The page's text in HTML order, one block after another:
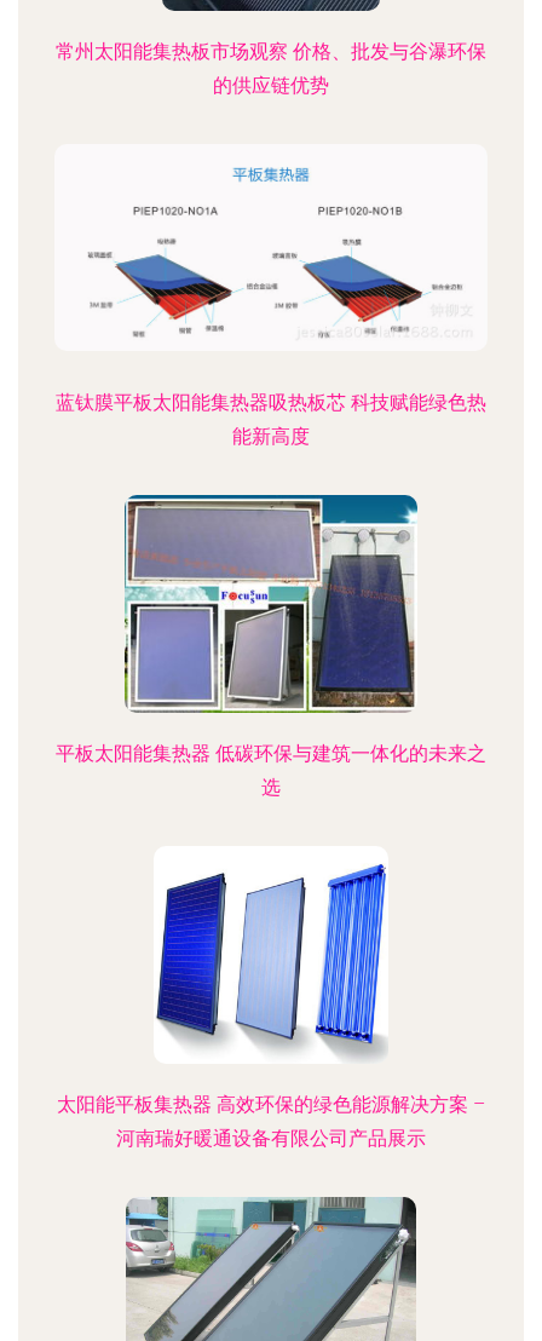
常州太阳能集热板市场观察 价格、批发与谷瀑环保
的供应链优势
蓝钛膜平板太阳能集热器吸热板芯 科技赋能绿色热
能新高度
平板太阳能集热器 低碳环保与建筑一体化的未来之
选
太阳能平板集热器 高效环保的绿色能源解决方案 –
河南瑞好暖通设备有限公司产品展示